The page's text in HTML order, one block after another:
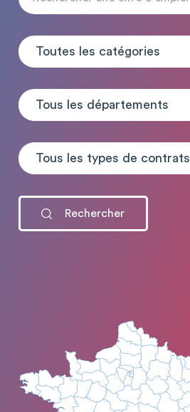
Toutes les catégories
Tous les départements
Tous les types de contrats